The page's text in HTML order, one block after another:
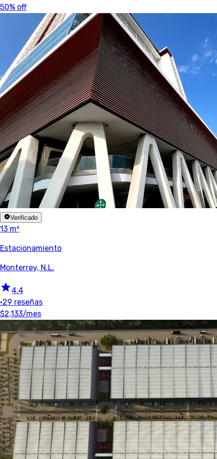
50% off
Verificado
13 m²
Estacionamiento
Monterrey, N.L.
4.4
•29 reseñas
$2,133/mes